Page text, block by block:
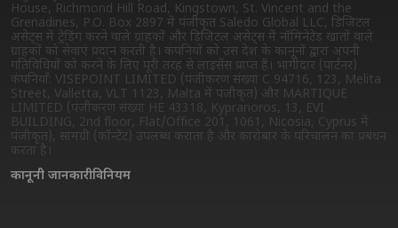
House, Richmond Hill Road, Kingstown, St. Vincent and the
Grenadines, P.O. Box 2897 में पंजीकृत Saledo Global LLC, डिजिटल
असेट्स में ट्रेडिंग करने वाले ग्राहकों और डिजिटल असेट्स में नॉमिनेटेड खातों वाले
ग्राहकों को सेवाएं प्रदान करती है। कंपनियों को उस देश के कानूनों द्वारा अपनी
गतिविधियों को करने के लिए पूरी तरह से लाइसेंस प्राप्त हैं। भागीदार (पार्टनर)
कंपनियाँ: VISEPOINT LIMITED (पंजीकरण संख्या C 94716, 123, Melita
Street, Valletta, VLT 1123, Malta में पंजीकृत) और MARTIQUE
LIMITED (पंजीकरण संख्या HE 43318, Kypranoros, 13, EVI
BUILDING, 2nd floor, Flat/Office 201, 1061, Nicosia, Cyprus में
पंजीकृत), सामग्री (कॉन्टेंट) उपलब्ध कराता है और कारोबार के परिचालन का प्रबंधन
करता है।
कानूनी जानकारीविनियम